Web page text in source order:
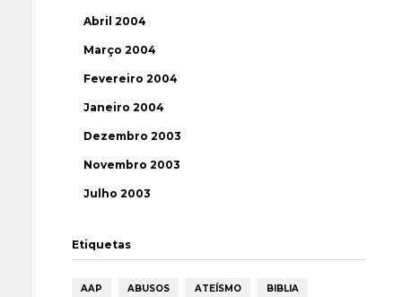
Abril 2004
Março 2004
Fevereiro 2004
Janeiro 2004
Dezembro 2003
Novembro 2003
Julho 2003
Etiquetas
AAP ABUSOS ATEÍSMO BIBLIA